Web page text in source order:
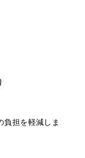
負担を軽減しま